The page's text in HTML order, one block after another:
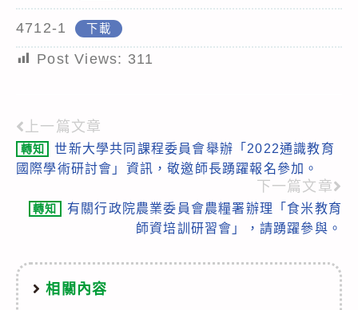
4712-1 下載
Post Views: 311
Read
more
上一篇文章
轉知
世新大學共同課程委員會舉辦「2022通識教育
國際學術研討會」資訊，敬邀師長踴躍報名參加。
下一篇文章
轉知
有關行政院農業委員會農糧署辦理「食米教育
師資培訓研習會」，請踴躍參與。
相關內容